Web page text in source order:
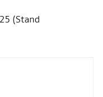
(Stand